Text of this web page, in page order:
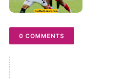
0 COMMENTS